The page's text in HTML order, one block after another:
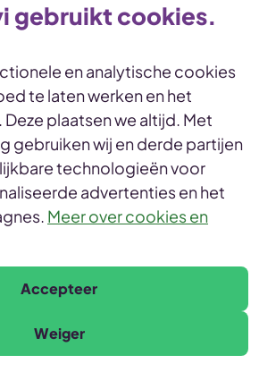
gebruikt cookies.
en analytische cookies
te laten werken en het
plaatsen we altijd. Met
gebruiken wij en derde partijen
technologieën voor
advertenties en het
Meer over cookies en
Accepteer
Weiger